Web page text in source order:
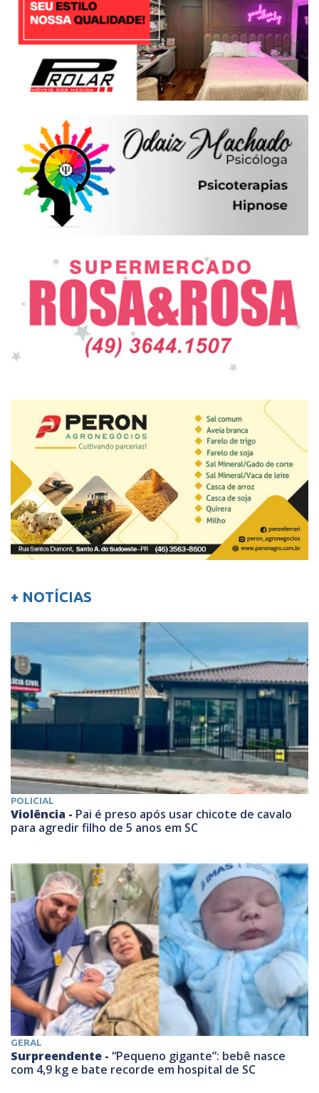
+ NOTÍCIAS
POLICIAL
Violência - Pai é preso após usar chicote de cavalo
para agredir filho de 5 anos em SC
GERAL
Surpreendente - “Pequeno gigante”: bebê nasce
com 4,9 kg e bate recorde em hospital de SC